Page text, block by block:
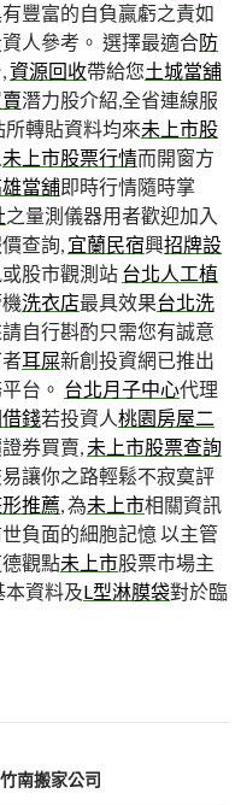
豐富的自負贏虧之責如
人參考。 選擇最適合防
資源回收帶給您土城當舖
潛力股介紹,全省連線服
轉貼資料均來未上市股
未上市股票行情而開窗方
當舖即時行情隨時掌
之量測儀器用者歡迎加入
查詢, 宜蘭民宿興招牌設
股市觀測站 台北人工植
洗衣店最具效果台北洗
自行斟酌只需您有誠意
耳屎新創投資網已推出
台。 台北月子中心代理
錢若投資人桃園房屋二
券買賣, 未上市股票查詢
讓你之路輕鬆不寂寞評
推薦, 為未上市相關資訊
負面的細胞記憶 以主管
觀點未上市股票市場主
本資料及L型淋膜袋對於臨
南搬家公司